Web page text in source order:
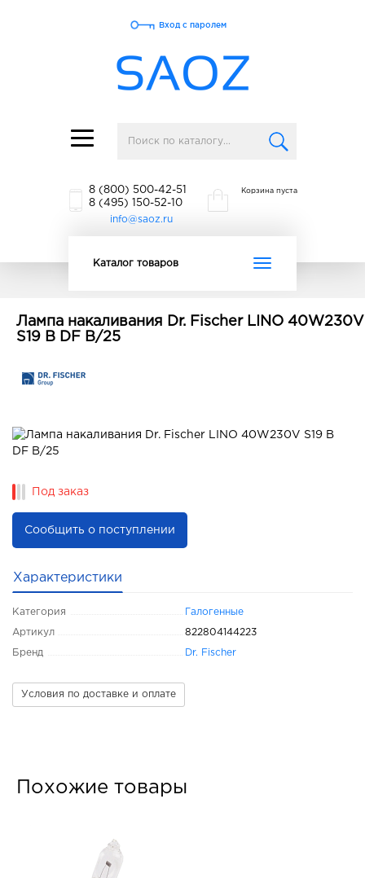
Toggle
navigation
Вход с паролем
8 (800) 500-42-51
8 (495) 150-52-10
info@saoz.ru
Корзина пуста
Toggle
Каталог товаров
Лампа накаливания Dr. Fischer LINO 40W230V
S19 B DF B/25
Под заказ
Сообщить о поступлении
Характеристики
Категория Галогенные
Артикул 822804144223
Бренд Dr. Fischer
Условия по доставке и оплате
Похожие товары